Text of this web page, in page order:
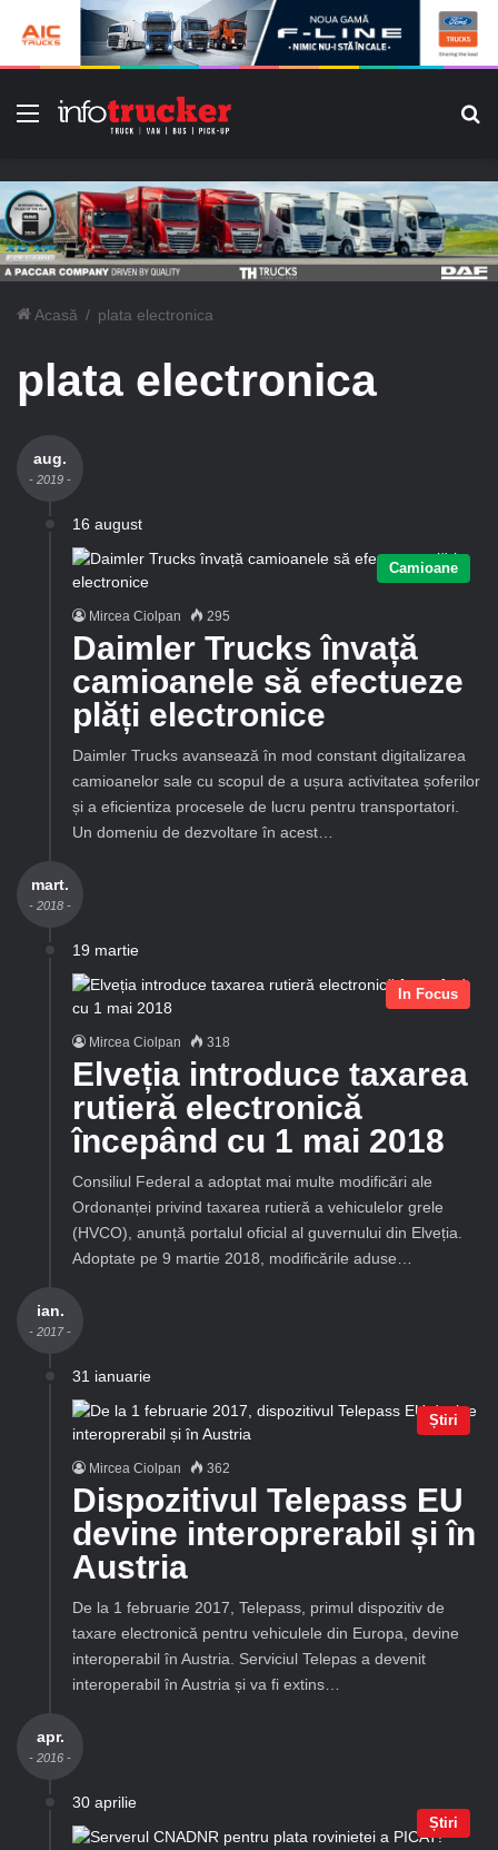
Meniu
Acasă / plata electronica
plata electronica
aug.
- 2019 -
16 august
Camioane
Mircea Ciolpan 295
Daimler Trucks învață
camioanele să efectueze
plăți electronice
Daimler Trucks avansează în mod constant digitalizarea
camioanelor sale cu scopul de a ușura activitatea șoferilor
și a eficientiza procesele de lucru pentru transportatori.
Un domeniu de dezvoltare în acest…
mart.
- 2018 -
19 martie
In Focus
Mircea Ciolpan 318
Elveția introduce taxarea
rutieră electronică
începând cu 1 mai 2018
Consiliul Federal a adoptat mai multe modificări ale
Ordonanței privind taxarea rutieră a vehiculelor grele
(HVCO), anunță portalul oficial al guvernului din Elveția.
Adoptate pe 9 martie 2018, modificările aduse…
ian.
- 2017 -
31 ianuarie
Știri
Mircea Ciolpan 362
Dispozitivul Telepass EU
devine interoprerabil și în
Austria
De la 1 februarie 2017, Telepass, primul dispozitiv de
taxare electronică pentru vehiculele din Europa, devine
interoperabil în Austria. Serviciul Telepas a devenit
interoperabil în Austria și va fi extins…
apr.
- 2016 -
30 aprilie
Știri